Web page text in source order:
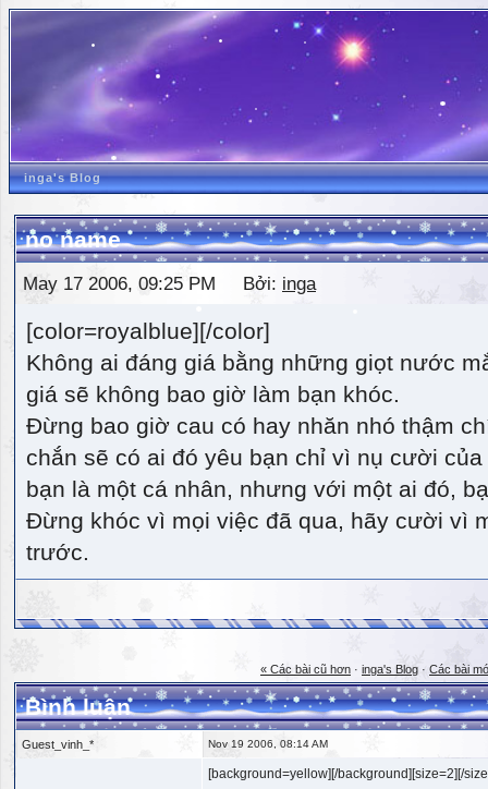
inga's Blog
no name
May 17 2006, 09:25 PM Bởi: inga
[color=royalblue][/color]
Không ai đáng giá bằng những giọt nước
giá sẽ không bao giờ làm bạn khóc.
Đừng bao giờ cau có hay nhăn nhó thậm
chắn sẽ có ai đó yêu bạn chỉ vì nụ cười
bạn là một cá nhân, nhưng với một ai đó,
Đừng khóc vì mọi việc đã qua, hãy cười vì
trước.
« Các bài cũ hơn · inga's Blog · Các bài
Bình luận
Guest_vinh_* Nov 19 2006, 08:14 AM
[background=yellow][/background][size=2][/